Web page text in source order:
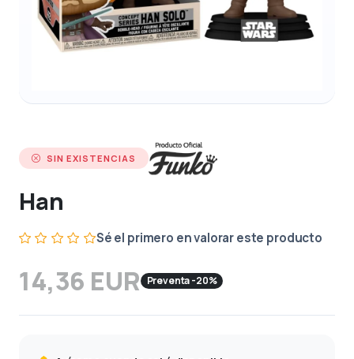
SIN EXISTENCIAS
Han
Sé el primero en valorar este producto
14,36 EUR Preventa -20%